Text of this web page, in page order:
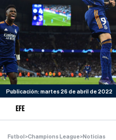
Publicación: martes 26 de abril de 2022
EFE
Futbol >Champions League>Noticias